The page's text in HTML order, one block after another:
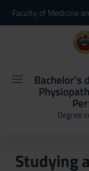
Faculty of Medicine
Bachelor's
Degree
Studying